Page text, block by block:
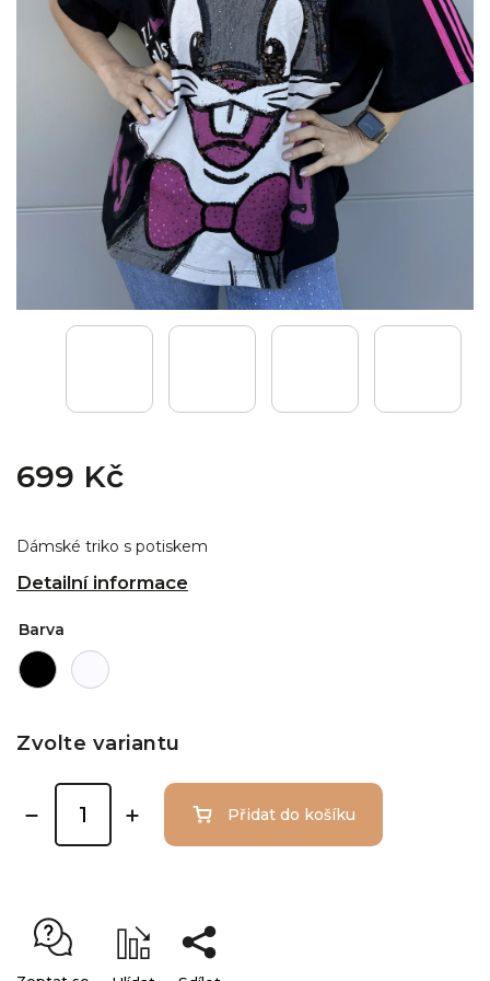
699 Kč
Dámské triko s potiskem
Detailní informace
Barva
Zvolte variantu
Přidat do košíku